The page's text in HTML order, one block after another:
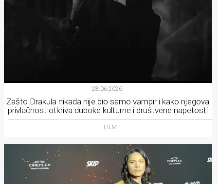
28.06.2026.
Zašto Drakula nikada nije bio samo vampir i kako njegova
privlačnost otkriva duboke kulturne i društvene napetosti
FILM